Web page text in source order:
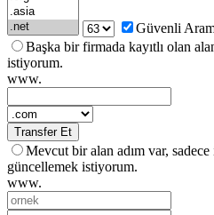
Güvenli
Başka bir firmada kayıtlı olan
istiyorum.
www.
Transfer Et
Mevcut bir alan adım var,
güncellemek istiyorum.
www.